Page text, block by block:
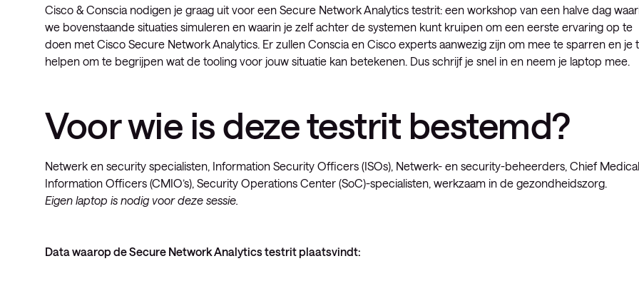
Cisco & Conscia nodigen je graag uit voor een Secure Network Analytics testrit: een workshop van een halve dag
we bovenstaande situaties simuleren en waarin je zelf achter de systemen kunt kruipen om een eerste ervaring op te
doen met Cisco Secure Network Analytics. Er zullen Conscia en Cisco experts aanwezig zijn om mee te sparren en je
helpen om te begrijpen wat de tooling voor jouw situatie kan betekenen. Dus schrijf je snel in en neem je laptop mee.
Voor wie is deze testrit bestemd?
Netwerk en security specialisten, Information Security Officers (ISOs), Netwerk- en security-beheerders, Chief Medical
Information Officers (CMIO’s), Security Operations Center (SoC)-specialisten, werkzaam in de gezondheidszorg.
Eigen laptop is nodig voor deze sessie.
Data waarop de Secure Network Analytics testrit plaatsvindt: